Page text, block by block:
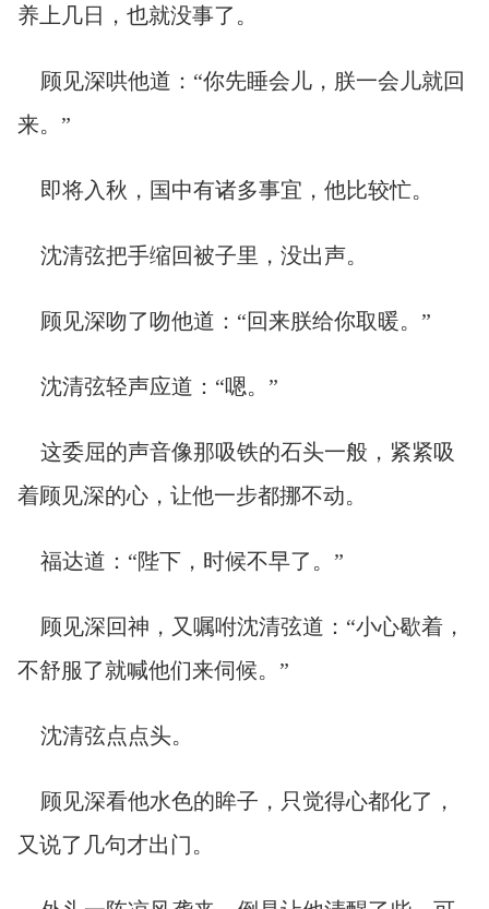
养上几日，也就没事了。
顾见深哄他道：“你先睡会儿，朕一会儿就回
来。”
即将入秋，国中有诸多事宜，他比较忙。
沈清弦把手缩回被子里，没出声。
顾见深吻了吻他道：“回来朕给你取暖。”
沈清弦轻声应道：“嗯。”
这委屈的声音像那吸铁的石头一般，紧紧吸
着顾见深的心，让他一步都挪不动。
福达道：“陛下，时候不早了。”
顾见深回神，又嘱咐沈清弦道：“小心歇着，
不舒服了就喊他们来伺候。”
沈清弦点点头。
顾见深看他水色的眸子，只觉得心都化了，
又说了几句才出门。